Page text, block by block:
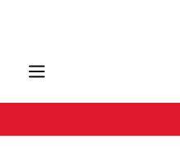
Recherche